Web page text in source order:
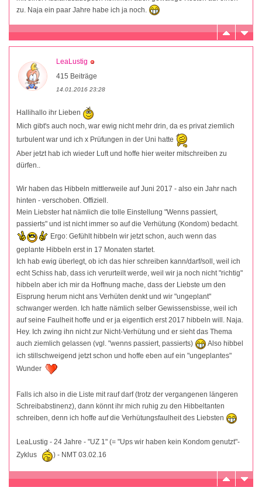
zu. Naja ein paar Jahre habe ich ja noch.
LeaLustig
415 Beiträge
14.01.2016 23:28
Hallihallo ihr Lieben
Mich gibt's auch noch, war ewig nicht mehr drin, da es privat ziemlich
turbulent war und ich x Prüfungen in der Uni hatte
Aber jetzt hab ich wieder Luft und hoffe hier weiter mitschreiben zu
dürfen..
Wir haben das Hibbeln mittlerweile auf Juni 2017 - also ein Jahr nach
hinten - verschoben. Offiziell.
Mein Liebster hat nämlich die tolle Einstellung "Wenns passiert,
passierts" und ist nicht immer so auf die Verhütung (Kondom) bedacht.
Ergo: Gefühlt hibbeln wir jetzt schon, auch wenn das
geplante Hibbeln erst in 17 Monaten startet.
Ich hab ewig überlegt, ob ich das hier schreiben kann/darf/soll, weil ich
echt Schiss hab, dass ich verurteilt werde, weil wir ja noch nicht "richtig"
hibbeln aber ich mir da Hoffnung mache, dass der Liebste um den
Eisprung herum nicht ans Verhüten denkt und wir "ungeplant"
schwanger werden. Ich hatte nämlich selber Gewissensbisse, weil ich
auf seine Faulheit hoffe und er ja eigentlich erst 2017 hibbeln will. Naja.
Hey. Ich zwing ihn nicht zur Nicht-Verhütung und er sieht das Thema
auch ziemlich gelassen (vgl. "wenns passiert, passierts)
Also hibbel
ich stillschweigend jetzt schon und hoffe eben auf ein "ungeplantes"
Wunder
Falls ich also in die Liste mit rauf darf (trotz der vergangenen längeren
Schreibabstinenz), dann könnt ihr mich ruhig zu den Hibbeltanten
schreiben, denn ich hoffe auf die Verhütungsfaulheit des Liebsten
LeaLustig - 24 Jahre - "UZ 1" (= "Ups wir haben kein Kondom genutzt"-
Zyklus
) - NMT 03.02.16